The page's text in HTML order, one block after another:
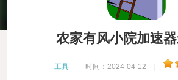
农家有风小院加速
工具 时间：2024-04-12